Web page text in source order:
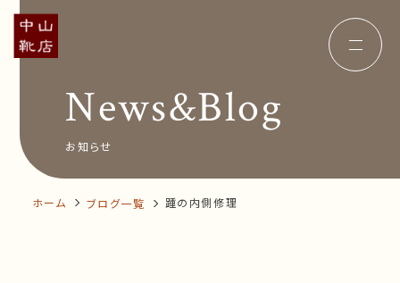
Concept コンセプト
Insole オーダー中敷き
News&Blog
Company 会社概要
News&Blog
お知らせ
ホーム ブログ一覧 踵の内側修理